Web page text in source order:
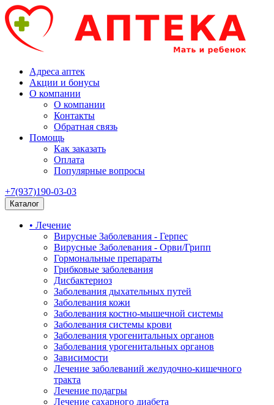
Адреса аптек
Акции и бонусы
О компании
О компании
Контакты
Обратная связь
Помощь
Как заказать
Оплата
Популярные вопросы
+7(937)190-03-03
Каталог
• Лечение
Вирусные Заболевания - Герпес
Вирусные Заболевания - Орви/Грипп
Гормональные препараты
Грибковые заболевания
Дисбактериоз
Заболевания дыхательных путей
Заболевания кожи
Заболевания костно-мышечной системы
Заболевания системы крови
Заболевания урогенитальных органов
Заболевания урогенитальных органов
Зависимости
Лечение заболеваний желудочно-кишечного
тракта
Лечение подагры
Лечение сахарного диабета